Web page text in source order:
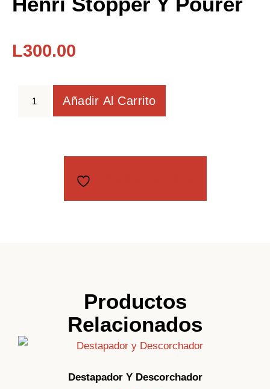
L300.00
Añadir Al Carrito
Productos
Relacionados
Destapador Y Descorchador